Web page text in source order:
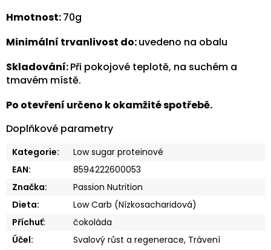
Hmotnost:70g
Minimální trvanlivost do:uvedeno na obalu
Skladování:Při pokojové teplotě, na suchém a
tmavém místě.
Po otevření určeno k okamžité spotřebě.
Doplňkové parametry
Kategorie:
Low sugar proteinové
EAN:
8594222600053
Značka:
Passion Nutrition
Dieta:
Low Carb (Nízkosacharidová)
Příchuť:
čokoláda
Účel:
Svalový růst a regenerace, Trávení